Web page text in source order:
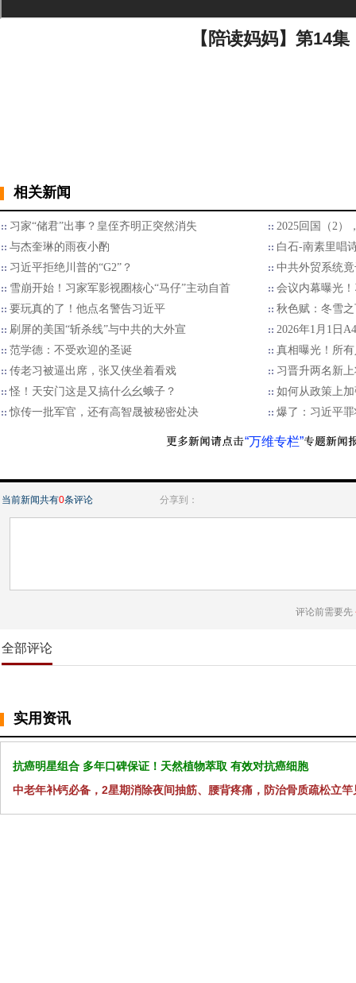
【陪读妈妈】第14集
相关新闻
习家“储君”出事？皇侄齐明正突然消失
2025回国（2）
与杰奎琳的雨夜小酌
白石-南素里唱
习近平拒绝川普的“G2”？
中共外贸系统
雪崩开始！习家军影视圈核心“马仔”主动自首
会议内幕曝光
要玩真的了！他点名警告习近平
秋色赋：冬雪
刷屏的美国“斩杀线”与中共的大外宣
2026年1月1日
范学德：不受欢迎的圣诞
真相曝光！所
传老习被逼出席，张又侠坐着看戏
习晋升两名新
怪！天安门这是又搞什么幺蛾子？
如何从政策上
惊传一批军官，还有高智晟被秘密处决
爆了：习近平
“万维专栏”
当前新闻共有0条评论 分享到：
评论前需要先
全部评论
实用资讯
抗癌明星组合 多年口碑保证！天然植物萃取 有效对抗癌细胞
中老年补钙必备，2星期消除夜间抽筋、腰背疼痛，防治骨质疏松立竿